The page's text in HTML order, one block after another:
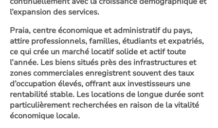
l’expansion des services.
Praia, centre économique et administratif du pays,
attire professionnels, familles, étudiants et expatriés,
ce qui crée un marché locatif solide et actif toute
l’année. Les biens situés près des infrastructures et
zones commerciales enregistrent souvent des taux
d’occupation élevés, offrant aux investisseurs une
rentabilité stable. Les locations de longue durée sont
particulièrement recherchées en raison de la vitalité
économique locale.